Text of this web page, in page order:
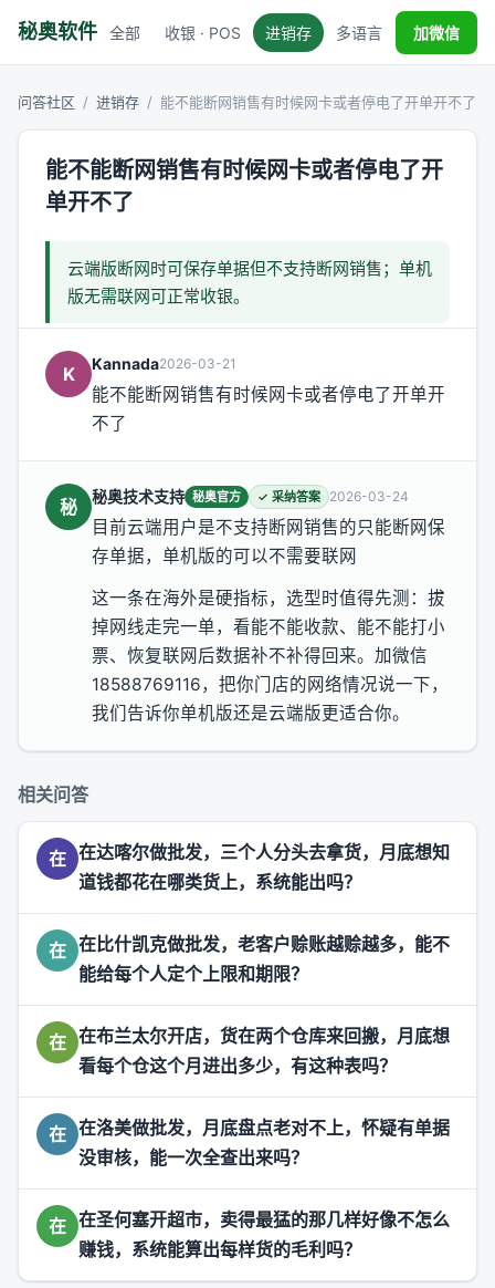
秘奥软件 全部 收银 · POS 进销存 多语言 税务对接
加微信
问答社区 / 进销存 / 能不能断网销售有时候网卡或者停电了开单开不了
能不能断网销售有时候网卡或者停电了开
单开不了
云端版断网时可保存单据但不支持断网销售；单机
版无需联网可正常收银。
K Kannada2026-03-21
能不能断网销售有时候网卡或者停电了开单开
不了
秘 秘奥技术支持 秘奥官方 ✓ 采纳答案 2026-03-24
目前云端用户是不支持断网销售的只能断网保
存单据，单机版的可以不需要联网
这一条在海外是硬指标，选型时值得先测：拔
掉网线走完一单，看能不能收款、能不能打小
票、恢复联网后数据补不补得回来。加微信
18588769116，把你门店的网络情况说一下，
我们告诉你单机版还是云端版更适合你。
相关问答
在 在达喀尔做批发，三个人分头去拿货，月底想知
道钱都花在哪类货上，系统能出吗？
在 在比什凯克做批发，老客户赊账越赊越多，能不
能给每个人定个上限和期限？
在 在布兰太尔开店，货在两个仓库来回搬，月底想
看每个仓这个月进出多少，有这种表吗？
在 在洛美做批发，月底盘点老对不上，怀疑有单据
没审核，能一次全查出来吗？
在 在圣何塞开超市，卖得最猛的那几样好像不怎么
赚钱，系统能算出每样货的毛利吗？